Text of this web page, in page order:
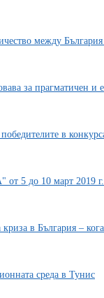
между
за прагматичен
в
5 до 10 март 2019 г.
в България –
среда в Тунис